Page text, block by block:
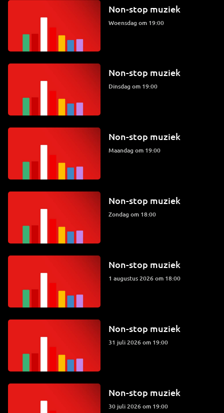
Non-stop muziek
woensdag om 19:00
Non-stop muziek
dinsdag om 19:00
Non-stop muziek
maandag om 19:00
Non-stop muziek
zondag om 18:00
Non-stop muziek
1 augustus 2026 om 18:00
Non-stop muziek
31 juli 2026 om 19:00
Non-stop muziek
30 juli 2026 om 19:00